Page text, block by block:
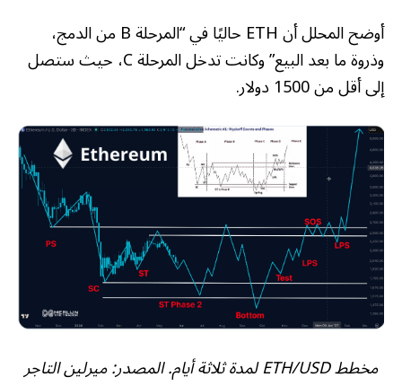
أوضح المحلل أن ETH حاليًا في “المرحلة B من الدمج،
وذروة ما بعد البيع” وكانت تدخل المرحلة C، حيث ستصل
إلى أقل من 1500 دولار.
مخطط ETH/USD لمدة ثلاثة أيام. المصدر: ميرلين التاجر